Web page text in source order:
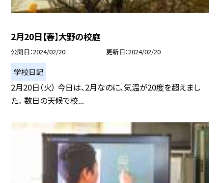
2月20日【春】大野の校庭
公開日 2024/02/20 更新日 2024/02/20
学校日記
2月20日（火） 今日は、2月なのに、気温が20度を超えまし
た。 数日の天候で校...